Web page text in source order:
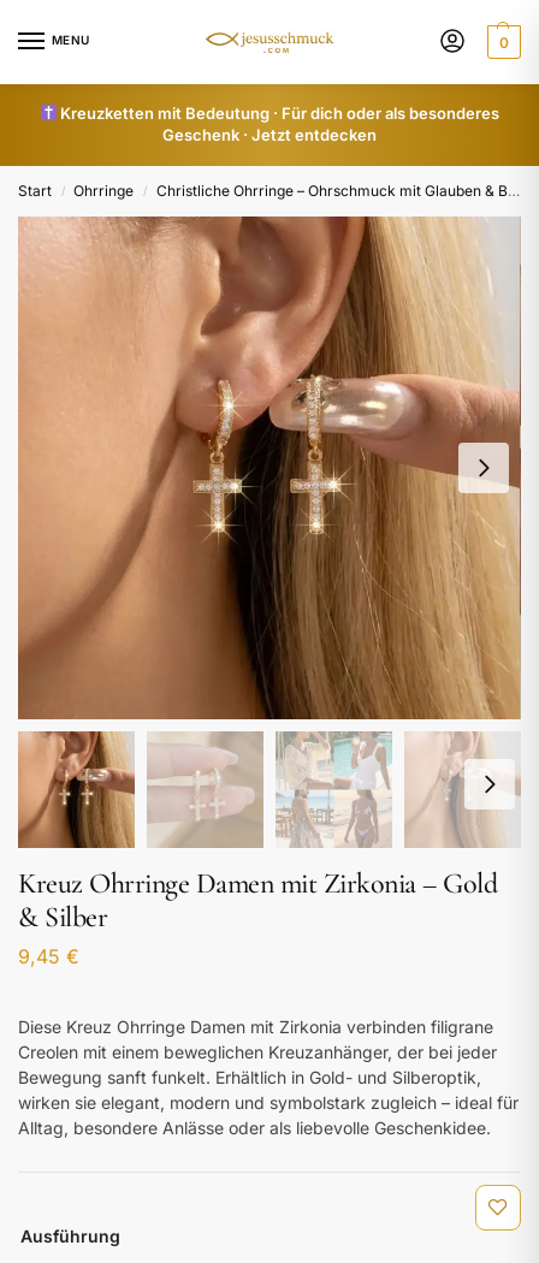
MENU 0
Kreuzketten mit Bedeutung · Für dich oder als besonderes
Geschenk · Jetzt entdecken
Start / Ohrringe / Christliche Ohrringe – Ohrschmuck mit Glauben & Bedeutung
Kreuz Ohrringe Damen mit Zirkonia – Gold
& Silber
9,45 €
Diese Kreuz Ohrringe Damen mit Zirkonia verbinden filigrane
Creolen mit einem beweglichen Kreuzanhänger, der bei jeder
Bewegung sanft funkelt. Erhältlich in Gold- und Silberoptik,
wirken sie elegant, modern und symbolstark zugleich – ideal für
Alltag, besondere Anlässe oder als liebevolle Geschenkidee.
Ausführung